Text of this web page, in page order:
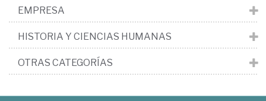
EMPRESA
HISTORIA Y CIENCIAS HUMANAS
OTRAS CATEGORÍAS